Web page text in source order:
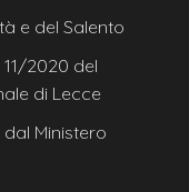
e del Salento
2020 del
di Lecce
Ministero